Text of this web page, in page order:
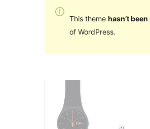
This theme hasn’t
of WordPress.